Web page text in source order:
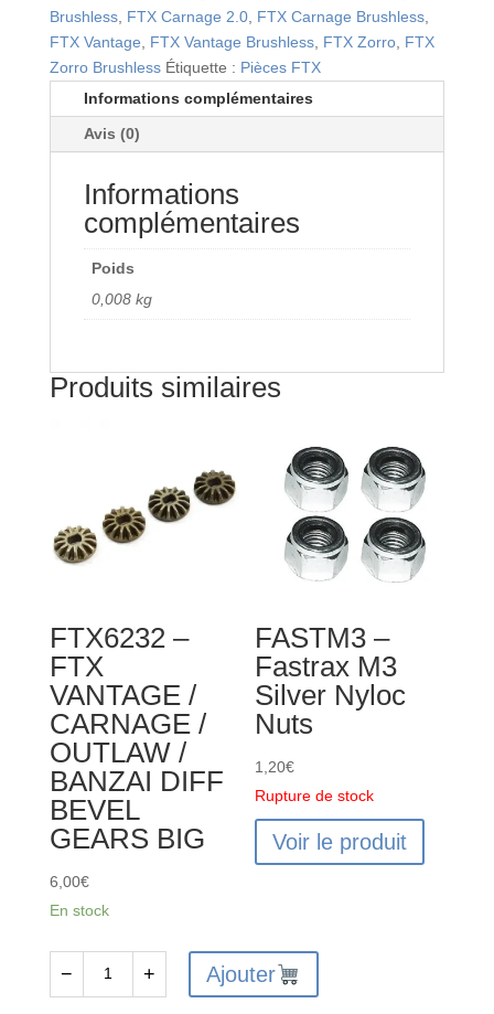
FTX6539
-
FTX
FLAT
M3*18
Brushless, FTX Carnage 2.0, FTX Carnage Brushless,
FTX Vantage
FTX Vantage Brushless, FTX Zorro, FTX
Zorro Brushless Étiquette : Pièces FTX
Informations complémentaires
Avis (0)
Informations
complémentaires
Poids
0,008 kg
Produits similaires
FTX6232 –
FTX
VANTAGE /
CARNAGE /
OUTLAW /
BANZAI DIFF
BEVEL
GEARS BIG
6,00€
En stock
− + Ajouter
FASTM3 –
Fastrax M3
Silver Nyloc
Nuts
1,20€
Rupture de stock
Voir le produit